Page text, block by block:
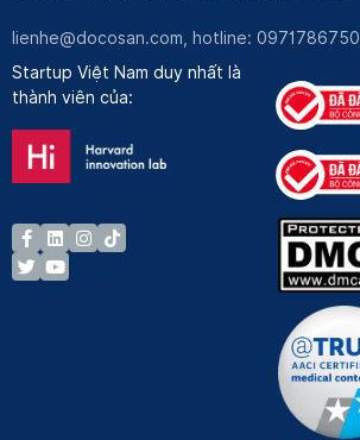
lienhe@docosan.com , hotline: 0971786750
Startup Việt Nam duy nhất là
thành viên của: